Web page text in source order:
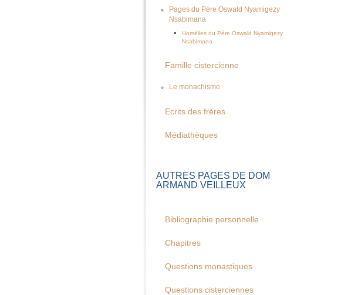
Pages du Père Oswald Nyamigezy
Nsabimana
Homélies du Père Oswald Nyamigezy
Nsabimana
Famille cistercienne
Le monachisme
Ecrits des frères
Médiathèques
AUTRES PAGES DE DOM
ARMAND VEILLEUX
Bibliographie personnelle
Chapitres
Questions monastiques
Questions cisterciennes